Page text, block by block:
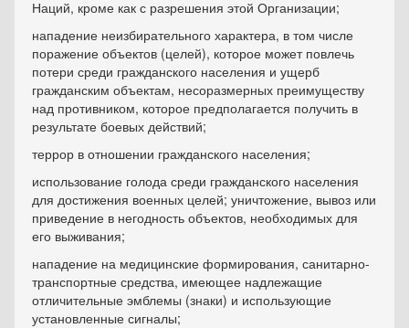
Наций, кроме как с разрешения этой Ор­ганизации;
нападение неизбирательного характера, в том числе
поражение объ­ектов (целей), которое может повлечь
потери среди гражданского населения и ущерб
гражданским объектам, несоразмерных преимуществу
над против­ником, которое предполагается получить в
результате боевых действий;
террор в отношении гражданского населения;
использование голода среди гражданского населения
для достиже­ния военных целей; уничтожение, вывоз или
приведение в негодность объ­ектов, необходимых для
его выживания;
нападение на медицинские формирования, санитарно-
транспортные средства, имеющее надлежащие
отличительные эмблемы (знаки) и исполь­зующие
установленные сигналы;